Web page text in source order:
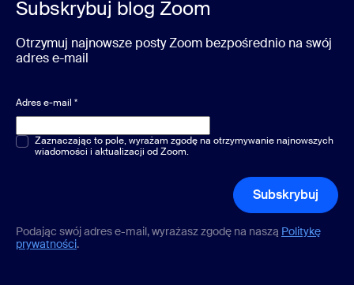
Subskrybuj blog Zoom
Otrzymuj najnowsze posty Zoom bezpośrednio na swój
adres e-mail
Adres e-mail *
Pytania jednokrotnego lub wielokrotnego wyboru*
Zaznaczając to pole, wyrażam zgodę na otrzymywanie najnowszych
wiadomości i aktualizacji od Zoom.
Subskrybuj
Podając swój adres e-mail, wyrażasz zgodę na naszą Politykę
prywatności.